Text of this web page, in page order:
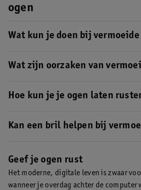
ogen
Wat kun je doen bij vermoeide
mogelijk rust. Neem regelmatig even
ogen
Wat zijn oorzaken van
het zijn dat je ogen vermoeid zijn.Lees
Hoe kun je je ogen laten
veel achter de computer werkt, tv kijkt
Lees ook onze 8 tips bij vermoeide ogen
Kan een bril helpen bij
het misschien tijd voor een (nieuwe)
voor een oogmeting.
Geef je ogen rust
Het moderne, digitale leven is zwaar
wanneer je overdag achter de computer